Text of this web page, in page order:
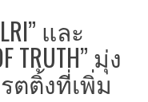
และ
TRUTH” มุ่ง
ตติ้งที่เพิ่ม